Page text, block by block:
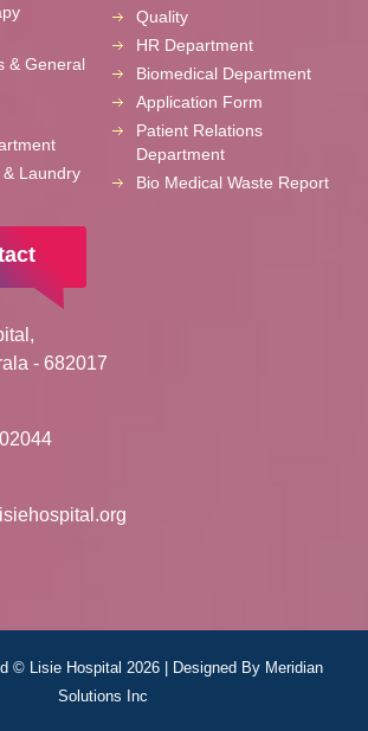
& General
Laundry
Quality
HR Department
Biomedical Department
Application Form
Patient Relations
Department
Bio Medical Waste Report
- 682017
© Lisie Hospital 2026 | Designed By Meridian
Solutions Inc